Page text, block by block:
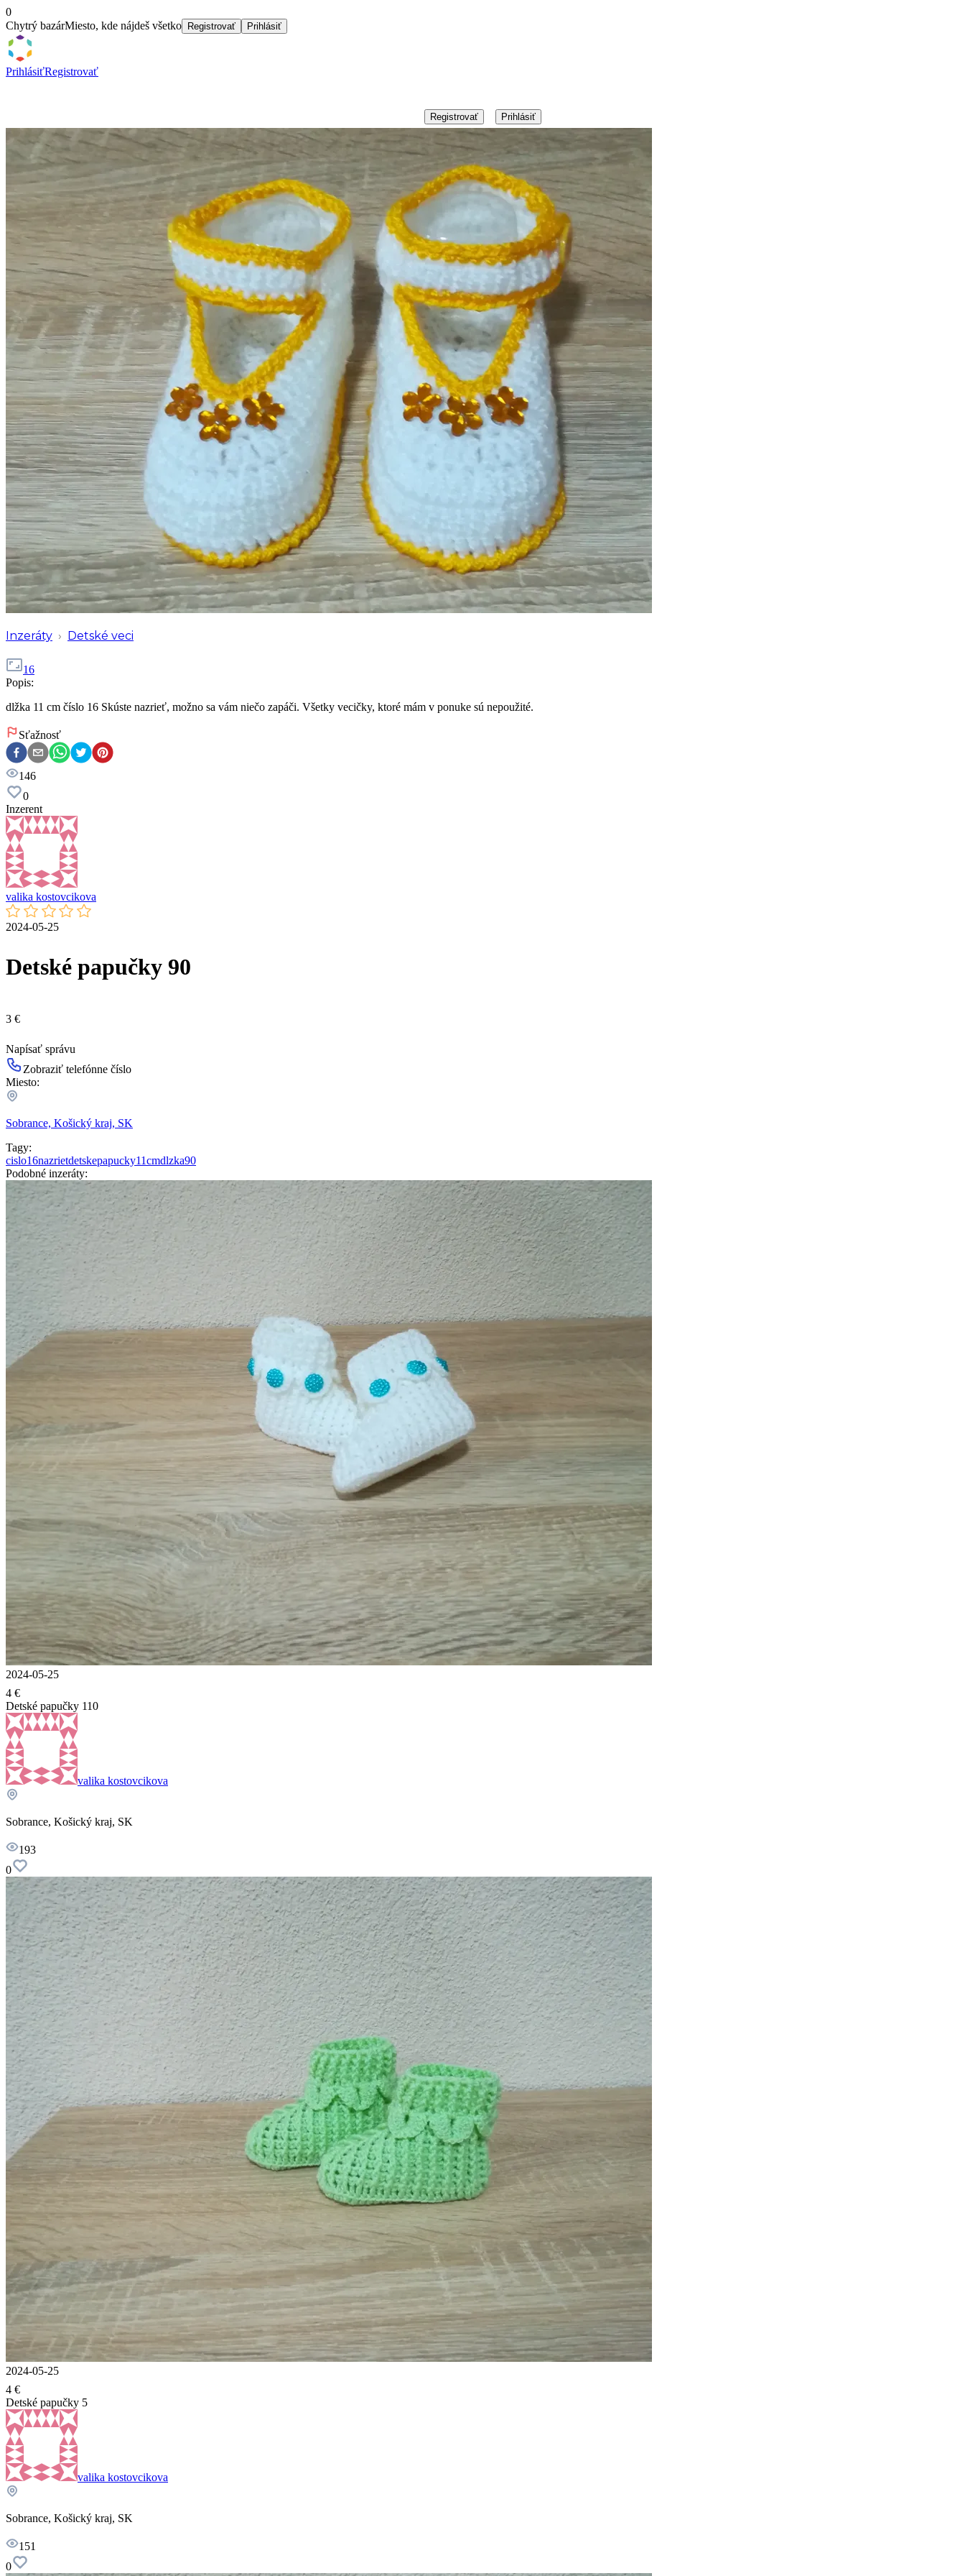
0
Chytrý bazárMiesto, kde nájdeš všetko Registrovať Prihlásiť
PrihlásiťRegistrovať
Registrovať Prihlásiť
Inzeráty › Detské veci
16
Popis:
dlžka 11 cm číslo 16 Skúste nazrieť, možno sa vám niečo zapáči. Všetky vecičky, ktoré mám v ponuke sú nepoužité.
Sťažnosť
146
0
Inzerent
valika kostovcikova
2024-05-25
Detské papučky 90
3 €
Napísať správu
Zobraziť telefónne číslo
Miesto:
Sobrance, Košický kraj, SK
Tagy:
cislo16nazrietdetskepapucky11cmdlzka90
Podobné inzeráty:
2024-05-25
4 €
Detské papučky 110
valika kostovcikova
Sobrance, Košický kraj, SK
193
0
2024-05-25
4 €
Detské papučky 5
valika kostovcikova
Sobrance, Košický kraj, SK
151
0